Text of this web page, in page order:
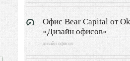
Дизайн прихожей
Дизайн гардеробной
Экстерьер
Офис Bear Capital от
«Дизайн офисов»
дизайн офисов